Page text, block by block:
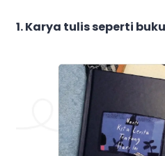
1. Karya tulis seperti buku